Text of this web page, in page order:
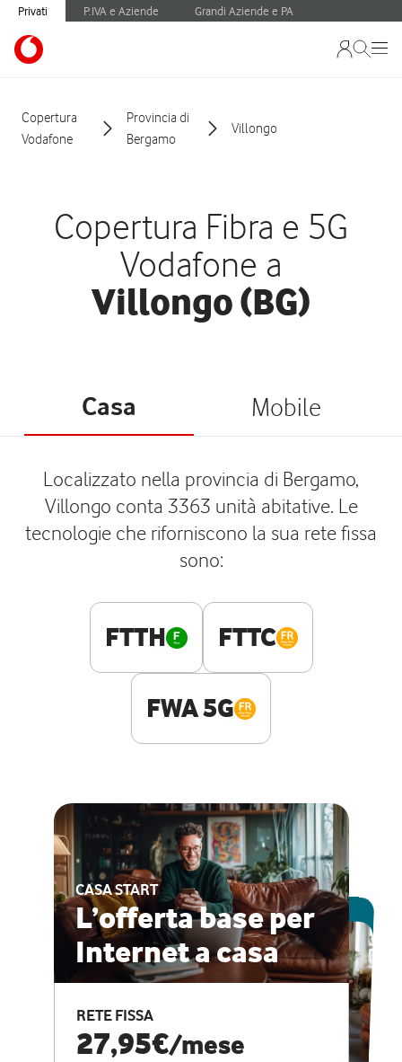
Privati P.IVA e Aziende Grandi Aziende e PA
Copertura
Vodafone
Provincia di
Bergamo
Villongo
Copertura Fibra e 5G
Vodafone a
Villongo (BG)
Casa Mobile
Localizzato nella provincia di Bergamo,
Villongo conta 3363 unità abitative. Le
tecnologie che riforniscono la sua rete fissa
sono:
FTTH FTTC
FWA 5G
CASA START
L’offerta base per
Internet a casa
RETE FISSA
27,95€/mese
ESCLUSIVA ONLINE
CASA PRO
Internet veloce e
vantaggi speciali